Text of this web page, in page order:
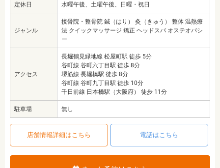
定休日 水曜午後、土曜午後、日曜・祝日
ジャンル
接骨院・整骨院 鍼（はり） 灸（きゅう） 整体 温熱療
法 クイックマッサージ 矯正 ヘッドスパ オステオパシ
ー
アクセス
長堀鶴見緑地線 松屋町駅 徒歩 5分
谷町線 谷町六丁目駅 徒歩 8分
堺筋線 長堀橋駅 徒歩 8分
谷町線 谷町九丁目駅 徒歩 10分
千日前線 日本橋駅（大阪府） 徒歩 11分
駐車場 無し
店舗情報詳細はこちら 電話はこちら